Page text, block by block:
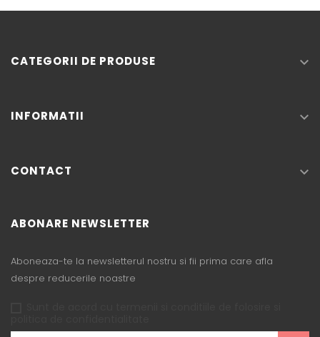
CATEGORII DE PRODUSE 
INFORMATII 
CONTACT 
ABONARE NEWSLETTER
Aboneaza-te la newsletterul nostru si fii prima care afla
despre reducerile noastre